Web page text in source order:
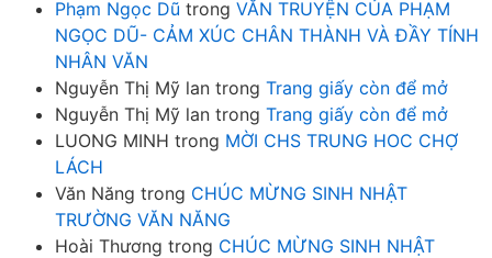
Phạm Ngọc Dũ trong VĂN TRUYỆN CỦA PHẠM
NGỌC DŨ- CẢM XÚC CHÂN THÀNH VÀ ĐẦY TÍNH
NHÂN VĂN
Nguyễn Thị Mỹ lan trong Trang giấy còn để mở
Nguyễn Thị Mỹ lan trong Trang giấy còn để mở
LUONG MINH trong MỜI CHS TRUNG HOC CHỢ
LÁCH
Văn Năng trong CHÚC MỪNG SINH NHẬT
TRƯỜNG VĂN NĂNG
Hoài Thương trong CHÚC MỪNG SINH NHẬT